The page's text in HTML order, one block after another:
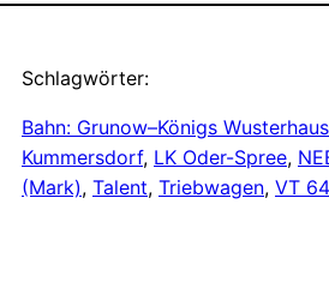
Schlagwörter:
Bahn: Grunow–Königs
Kummersdorf, LK Oder-Spree,
(Mark), Talent, Triebwagen, VT